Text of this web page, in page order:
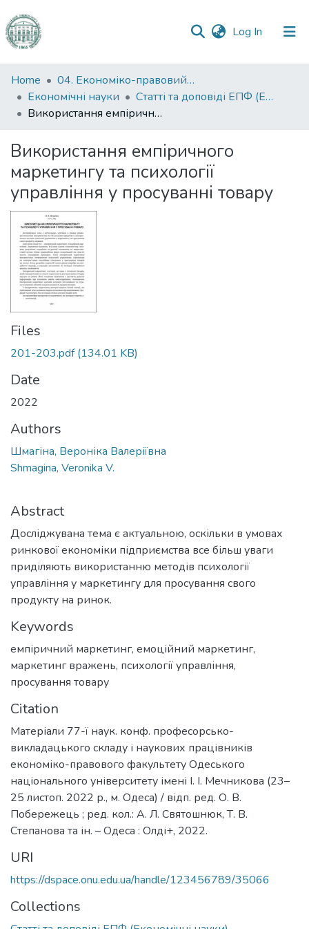
Log In (current)
Communities
&
Collections
Statistics
Home
04. Економіко-правовий факультет
Економічні науки
Статті та доповіді ЕПФ (Економічні науки)
Використання емпіричного маркетингу та психології управління у просуванні товару
Використання емпіричного
маркетингу та психології
управління у просуванні товару
Files
201-203.pdf(134.01 KB)
Date
2022
Authors
Шмагіна, Вероніка Валеріївна
Shmagina, Veronika V.
Abstract
Досліджувана тема є актуальною, оскільки в умовах
ринкової економіки підприємства все більш уваги
приділяють використанню методів психології
управління у маркетингу для просування свого
продукту на ринок.
Keywords
емпіричний маркетинг, емоційний маркетинг,
маркетинг вражень, психології управління,
просування товару
Citation
Матеріали 77-ї наук. конф. професорсько-
викладацького складу і наукових працівників
економіко-правового факультету Одеського
національного університету імені І. І. Мечникова (23–
25 листоп. 2022 р., м. Одеса) / відп. ред. О. В.
Побережець ; ред. кол.: А. Л. Святошнюк, Т. В.
Степанова та ін. – Одеса : Олді+, 2022.
URI
https://dspace.onu.edu.ua/handle/123456789/35066
Collections